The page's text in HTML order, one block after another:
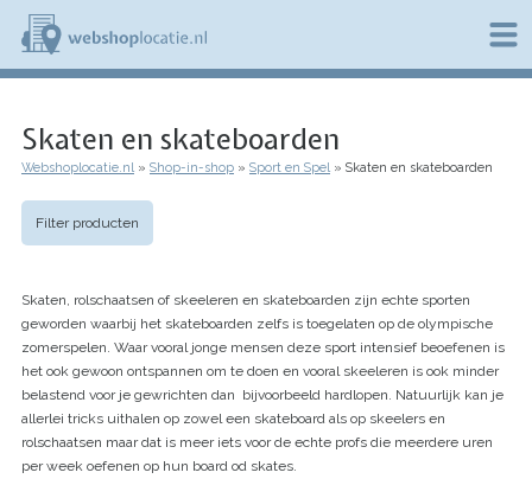
Overslaan
naar
de
b
s
h
a
t
i
e
l
Skaten en skateboarden
Kruimelpad
Webshoplocatie.nl Shop-in-shop Sport en Spel Skaten en skateboarden
Filter producten
Skaten, rolschaatsen of skeeleren en skateboarden zijn echte sporten
geworden waarbij het skateboarden zelfs is toegelaten op de olympische
zomerspelen. Waar vooral jonge mensen deze sport intensief beoefenen is
het ook gewoon ontspannen om te doen en vooral skeeleren is ook minder
belastend voor je gewrichten dan bijvoorbeeld hardlopen. Natuurlijk kan je
allerlei tricks uithalen op zowel een skateboard als op skeelers en
rolschaatsen maar dat is meer iets voor de echte profs die meerdere uren
per week oefenen op hun board od skates.